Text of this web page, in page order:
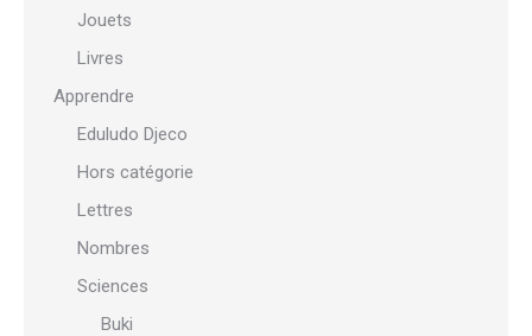
Jouets
Livres
Apprendre
Eduludo Djeco
Hors catégorie
Lettres
Nombres
Sciences
Buki